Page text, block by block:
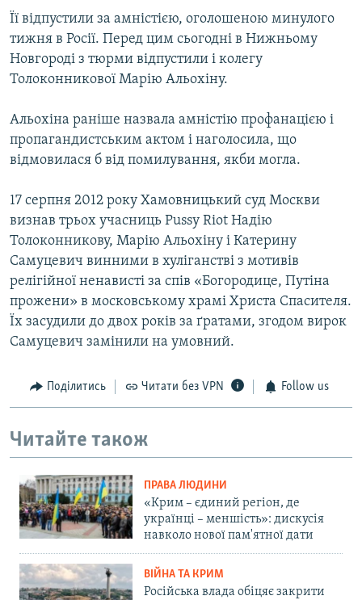
Її відпустили за амністією, оголошеною минулого
тижня в Росії. Перед цим сьогодні в Нижньому
Новгороді з тюрми відпустили і колегу
Толоконникової Марію Альохіну.
Альохіна раніше назвала амністію профанацією і
пропагандистським актом і наголосила, що
відмовилася б від помилування, якби могла.
17 серпня 2012 року Хамовницький суд Москви
визнав трьох учасниць Pussy Riot Надію
Толоконникову, Марію Альохіну і Катерину
Самуцевич винними в хуліганстві з мотивів
релігійної ненависті за спів «Богородице, Путіна
прожени» в московському храмі Христа Спасителя.
Їх засудили до двох років за ґратами, згодом вирок
Самуцевич замінили на умовний.
Поділитись Читати без VPN Follow us
Читайте також
ПРАВА ЛЮДИНИ
«Крим – єдиний регіон, де
українці – меншість»: дискусія
навколо нової пам'ятної дати
ВІЙНА ТА КРИМ
Російська влада обіцяє закрити